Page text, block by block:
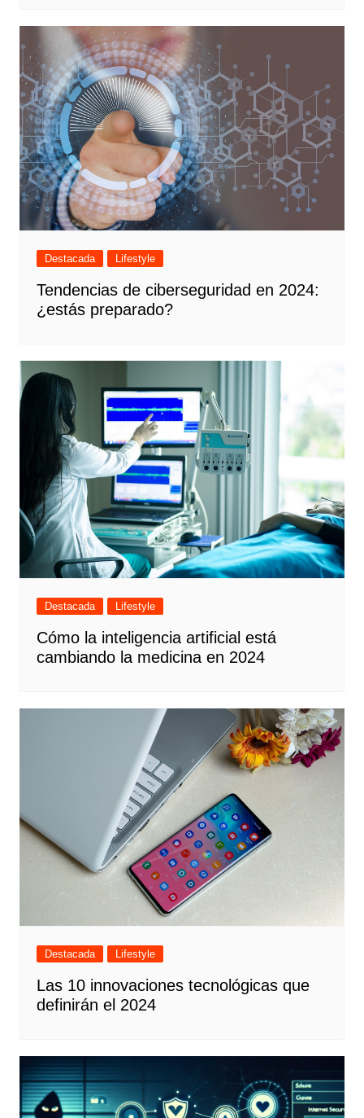
Destacada Lifestyle
Tendencias de ciberseguridad en 2024:
¿estás preparado?
Destacada Lifestyle
Cómo la inteligencia artificial está
cambiando la medicina en 2024
Destacada Lifestyle
Las 10 innovaciones tecnológicas que
definirán el 2024